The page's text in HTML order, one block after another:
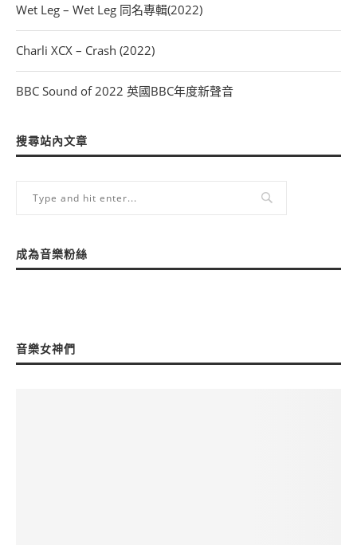
Wet Leg – Wet Leg 同名專輯(2022)
Charli XCX – Crash (2022)
BBC Sound of 2022 英國BBC年度新聲音
搜尋站內文章
成為音樂粉絲
音樂女神們